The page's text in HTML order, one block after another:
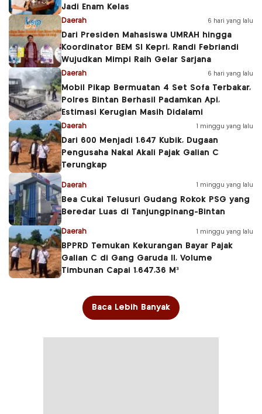
Jadi Enam Kelas
Daerah 6 hari yang lalu
Dari Presiden Mahasiswa UMRAH hingga
Koordinator BEM SI Kepri, Randi Febriandi
Wujudkan Mimpi Raih Gelar Sarjana
Daerah 6 hari yang lalu
Mobil Pikap Bermuatan 4 Set Sofa Terbakar,
Polres Bintan Berhasil Padamkan Api,
Estimasi Kerugian Masih Didalami
Daerah 1 minggu yang lalu
Dari 600 Menjadi 1.647 Kubik, Dugaan
Pengusaha Nakal Akali Pajak Galian C
Terungkap
Daerah 1 minggu yang lalu
Bea Cukai Telusuri Gudang Rokok PSG yang
Beredar Luas di Tanjungpinang-Bintan
Daerah 1 minggu yang lalu
BPPRD Temukan Kekurangan Bayar Pajak
Galian C di Gang Garuda II, Volume
Timbunan Capai 1.647,36 M³
Baca Lebih Banyak